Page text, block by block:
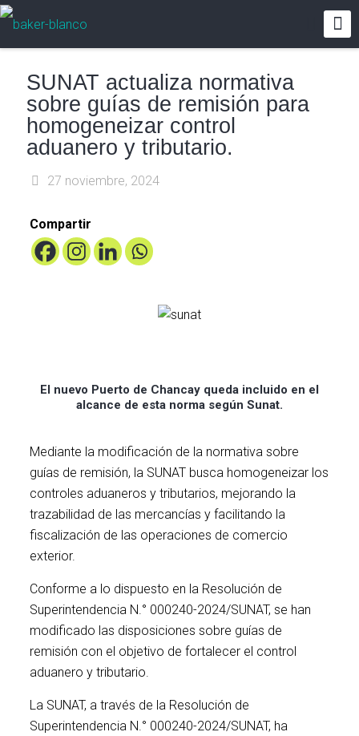
SUNAT actualiza normativa
sobre guías de remisión para
homogeneizar control
aduanero y tributario.
27 noviembre, 2024
Compartir
El nuevo Puerto de Chancay queda incluido en el
alcance de esta norma según Sunat.
Mediante la modificación de la normativa sobre
guías de remisión, la SUNAT busca homogeneizar los
controles aduaneros y tributarios, mejorando la
trazabilidad de las mercancías y facilitando la
fiscalización de las operaciones de comercio
exterior.
Conforme a lo dispuesto en la Resolución de
Superintendencia N.° 000240-2024/SUNAT, se han
modificado las disposiciones sobre guías de
remisión con el objetivo de fortalecer el control
aduanero y tributario.
La SUNAT, a través de la Resolución de
Superintendencia N.° 000240-2024/SUNAT, ha